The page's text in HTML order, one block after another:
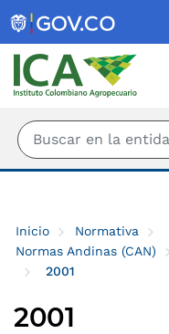
Inicio Normativa
Normas Andinas (CAN)
2001
2001